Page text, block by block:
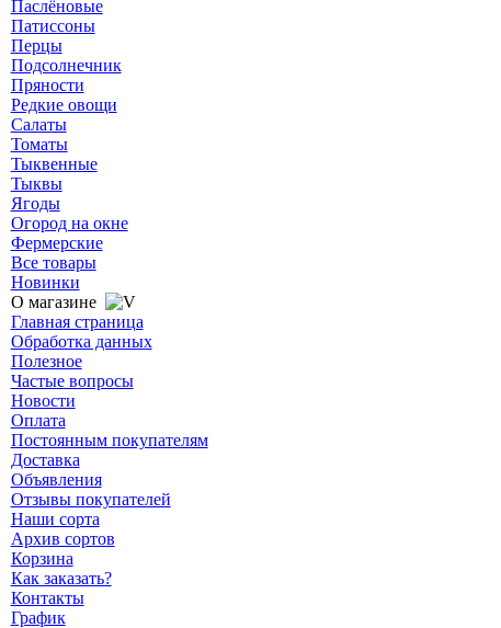
Паслёновые
Патиссоны
Перцы
Подсолнечник
Пряности
Редкие овощи
Салаты
Томаты
Тыквенные
Тыквы
Ягоды
Огород на окне
Фермерские
Все товары
Новинки
О магазине
Главная страница
Обработка данных
Полезное
Частые вопросы
Новости
Оплата
Постоянным покупателям
Доставка
Объявления
Отзывы покупателей
Наши сорта
Архив сортов
Корзина
Как заказать?
Контакты
График